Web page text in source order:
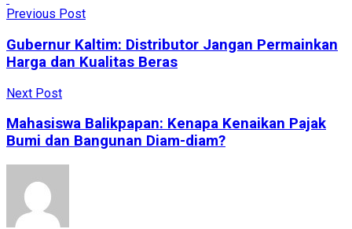
Previous Post
Gubernur Kaltim: Distributor Jangan Permainkan
Harga dan Kualitas Beras
Next Post
Mahasiswa Balikpapan: Kenapa Kenaikan Pajak
Bumi dan Bangunan Diam-diam?